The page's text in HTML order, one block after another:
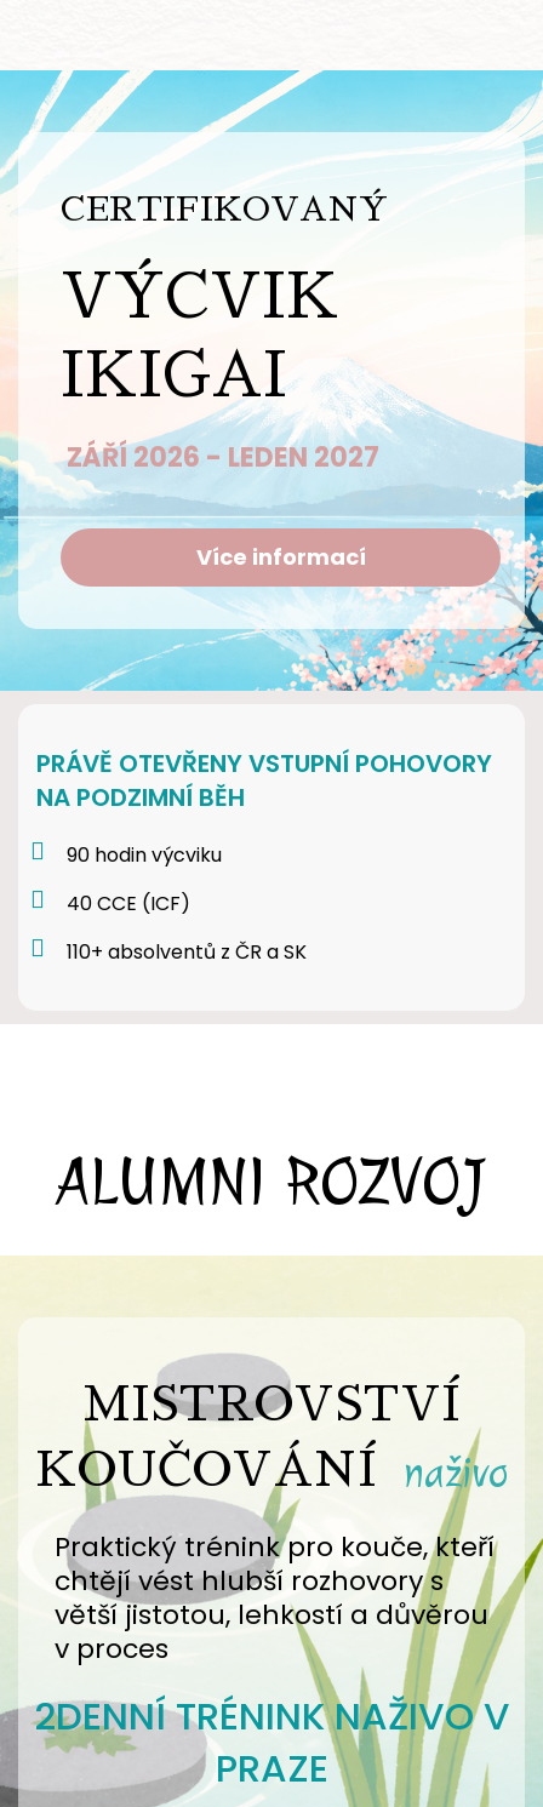
CERTIFIKOVANÝ
VÝCVIK
IKIGAI
ZÁŘÍ 2026 - LEDEN 2027
Více informací
PRÁVĚ OTEVŘENY VSTUPNÍ POHOVORY
NA PODZIMNÍ BĚH
90 hodin výcviku
40 CCE (ICF)
110+ absolventů z ČR a SK
ALUMNI ROZVOJ
MISTROVSTVÍ
KOUČOVÁNÍ
naživo
Praktický trénink pro kouče, kteří
chtějí vést hlubší rozhovory s
větší jistotou, lehkostí a důvěrou
v proces
2DENNÍ TRÉNINK NAŽIVO V
PRAZE